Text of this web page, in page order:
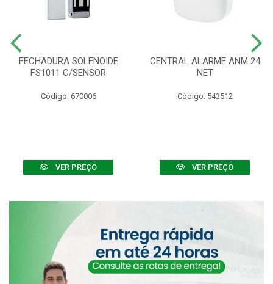
FECHADURA SOLENOIDE
FS1011 C/SENSOR
Código: 670006
VER PREÇO
CENTRAL ALARME ANM 24
NET
Código: 543512
VER PREÇO